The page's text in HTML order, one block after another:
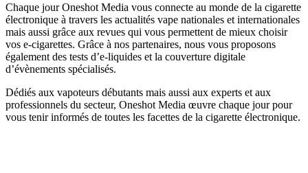
Chaque jour Oneshot Media vous connecte au monde de la cigarette
électronique à travers les actualités vape nationales et internationales
mais aussi grâce aux revues qui vous permettent de mieux choisir
vos e-cigarettes. Grâce à nos partenaires, nous vous proposons
également des tests d’e-liquides et la couverture digitale
d’évènements spécialisés.
Dédiés aux vapoteurs débutants mais aussi aux experts et aux
professionnels du secteur, Oneshot Media œuvre chaque jour pour
vous tenir informés de toutes les facettes de la cigarette électronique.